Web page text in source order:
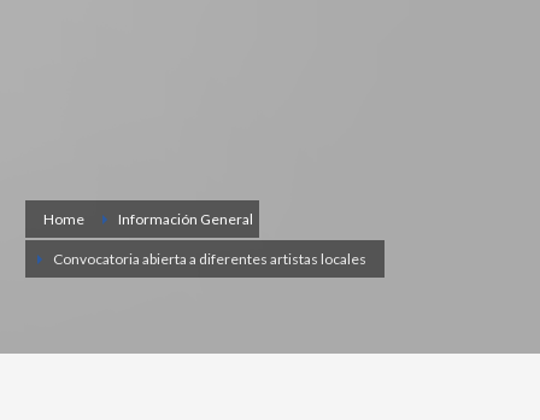
Home Información General
Convocatoria abierta a diferentes artistas locales